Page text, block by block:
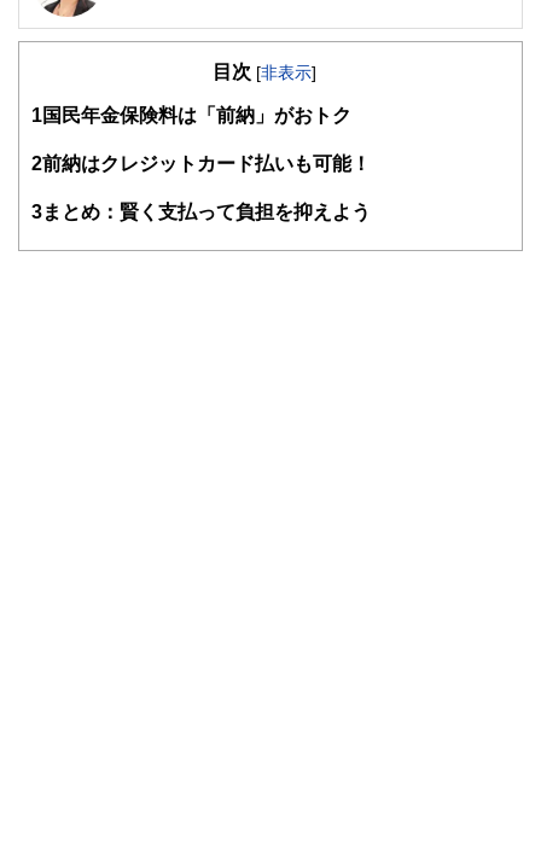
自身が過去に「貧困女子」状態でつらい思いをしたことか
つわる業界での勤務を経て、独立。
過去の自分のような、お金や仕事で悩みを抱えつつ毎日がん
と思われて避けられがち、でも大切なお金の話を、ゆるくほ
ぐしてお伝えする仕事をしています。平成元年生まれの大阪
目次 [非表示]
1国民年金保険料は「前納」がおトク
2前納はクレジットカード払いも可能！
3まとめ：賢く支払って負担を抑えよう